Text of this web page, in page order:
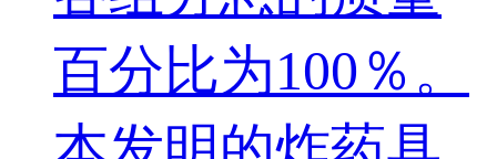
百分比为100％。